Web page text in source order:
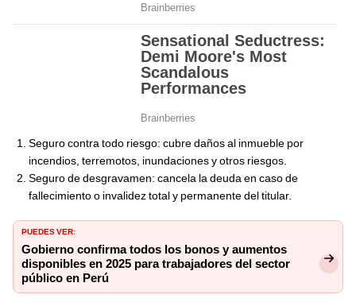
Seguro contra todo riesgo: cubre daños al inmueble por
incendios, terremotos, inundaciones y otros riesgos.
Seguro de desgravamen: cancela la deuda en caso de
fallecimiento o invalidez total y permanente del titular.
PUEDES VER:
Gobierno confirma todos los bonos y aumentos
disponibles en 2025 para trabajadores del sector
público en Perú